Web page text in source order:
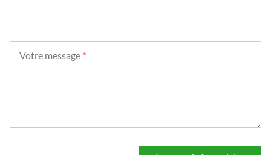
Votre message *